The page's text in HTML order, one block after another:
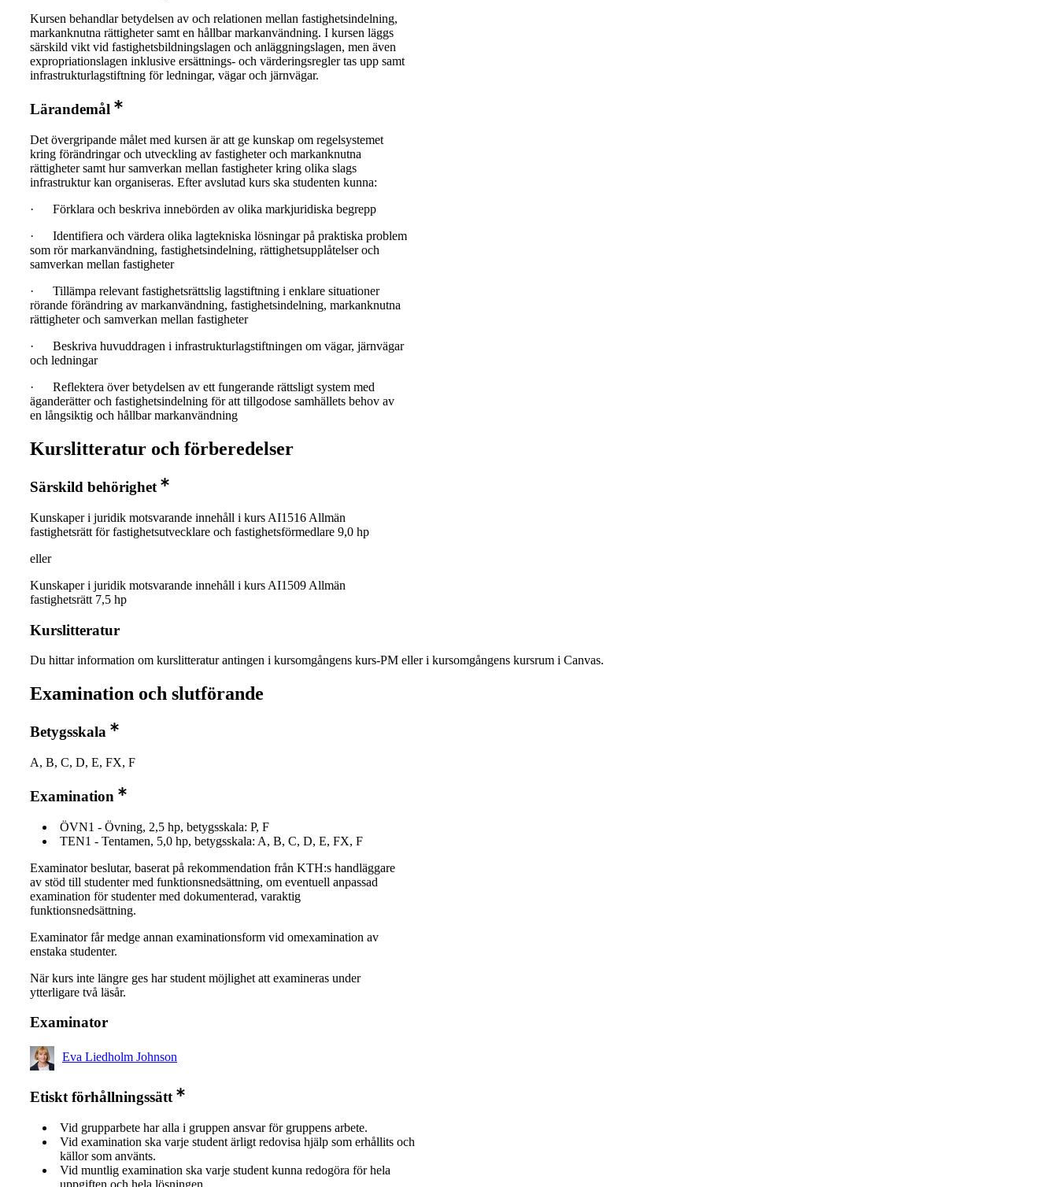
Kursen behandlar betydelsen av och relationen mellan fastighetsindelning,
markanknutna rättigheter samt en hållbar markanvändning. I kursen läggs
särskild vikt vid fastighetsbildningslagen och anläggningslagen, men även
expropriationslagen inklusive ersättnings- och värderingsregler tas upp samt
infrastrukturlagstiftning för ledningar, vägar och järnvägar.
Lärandemål
Det övergripande målet med kursen är att ge kunskap om regelsystemet
kring förändringar och utveckling av fastigheter och markanknutna
rättigheter samt hur samverkan mellan fastigheter kring olika slags
infrastruktur kan organiseras. Efter avslutad kurs ska studenten kunna:
· Förklara och beskriva innebörden av olika markjuridiska begrepp
· Identifiera och värdera olika lagtekniska lösningar på praktiska problem
som rör markanvändning, fastighetsindelning, rättighetsupplåtelser och
samverkan mellan fastigheter
· Tillämpa relevant fastighetsrättslig lagstiftning i enklare situationer
rörande förändring av markanvändning, fastighetsindelning, markanknutna
rättigheter och samverkan mellan fastigheter
· Beskriva huvuddragen i infrastrukturlagstiftningen om vägar, järnvägar
och ledningar
· Reflektera över betydelsen av ett fungerande rättsligt system med
äganderätter och fastighetsindelning för att tillgodose samhällets behov av
en långsiktig och hållbar markanvändning
Kurslitteratur och förberedelser
Särskild behörighet
Kunskaper i juridik motsvarande innehåll i kurs AI1516 Allmän
fastighetsrätt för fastighetsutvecklare och fastighetsförmedlare 9,0 hp
eller
Kunskaper i juridik motsvarande innehåll i kurs AI1509 Allmän
fastighetsrätt 7,5 hp
Kurslitteratur
Du hittar information om kurslitteratur antingen i kursomgångens kurs-PM eller i kursomgångens kursrum i Canvas.
Examination och slutförande
Betygsskala
A, B, C, D, E, FX, F
Examination
ÖVN1 - Övning, 2,5 hp, betygsskala: P, F
TEN1 - Tentamen, 5,0 hp, betygsskala: A, B, C, D, E, FX, F
Examinator beslutar, baserat på rekommendation från KTH:s handläggare
av stöd till studenter med funktionsnedsättning, om eventuell anpassad
examination för studenter med dokumenterad, varaktig
funktionsnedsättning.
Examinator får medge annan examinationsform vid omexamination av
enstaka studenter.
När kurs inte längre ges har student möjlighet att examineras under
ytterligare två läsår.
Examinator
Eva Liedholm Johnson
Etiskt förhållningssätt
Vid grupparbete har alla i gruppen ansvar för gruppens arbete.
Vid examination ska varje student ärligt redovisa hjälp som erhållits och
källor som använts.
Vid muntlig examination ska varje student kunna redogöra för hela
uppgiften och hela lösningen.